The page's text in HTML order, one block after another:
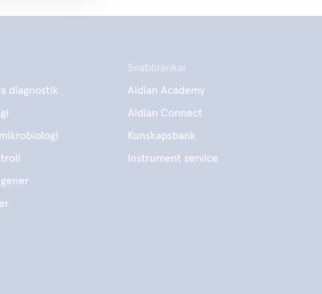
diagnostik
Snabblänkar
Aidian Academy
Aidian Connect
Kunskapsbank
Instrument service